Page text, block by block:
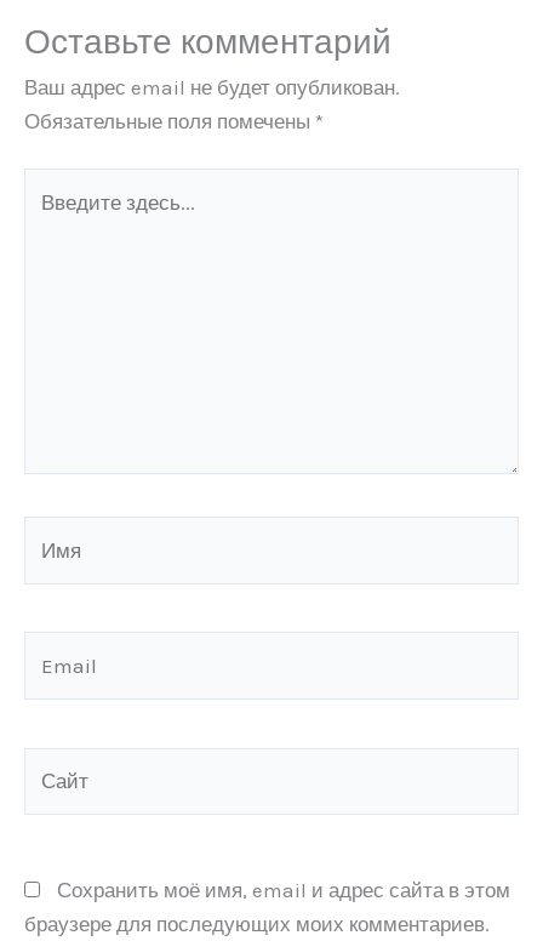
Оставьте комментарий
Ваш адрес email не будет опубликован.
Обязательные поля помечены *
здесь...
Сохранить моё имя, email и адрес сайта в этом
браузере для последующих моих комментариев.